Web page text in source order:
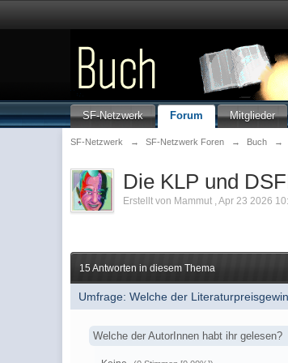
SF-Netzwerk Forum Mitglieder
SF-Netzwerk → SF-Netzwerk Foren → Buch →
Die KLP und
Erstellt von Mammut ,Apr 23 2026
15 Antworten in diesem Thema
Umfrage: Welche der
Welche der AutorInnen habt ihr gelesen?